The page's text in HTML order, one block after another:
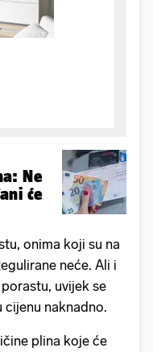
će
onima koji su na
neće. Ali i
uvijek se
naknadno.
plina koje će